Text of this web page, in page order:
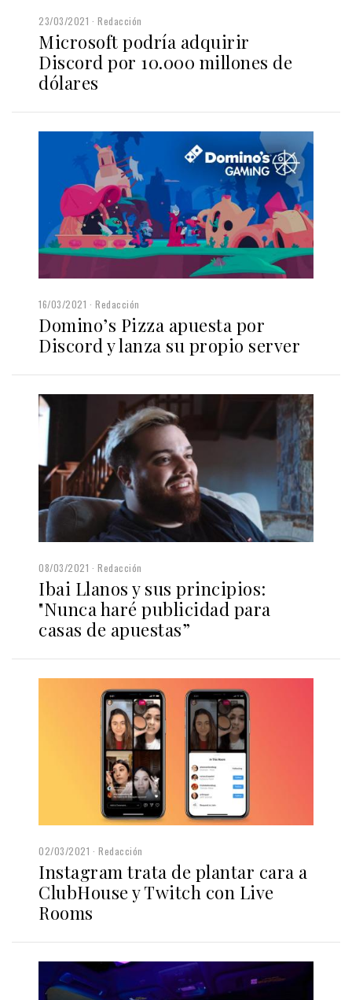
23/03/2021 Redacción
Microsoft podría adquirir
Discord por 10.000 millones de
dólares
16/03/2021 Redacción
Domino’s Pizza apuesta por
Discord y lanza su propio server
08/03/2021 Redacción
Ibai Llanos y sus principios:
"Nunca haré publicidad para
casas de apuestas”
02/03/2021 Redacción
Instagram trata de plantar cara a
ClubHouse y Twitch con Live
Rooms